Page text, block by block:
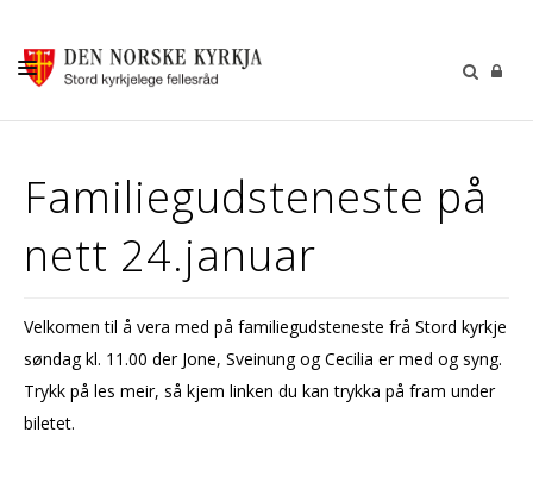
GUDSTENESTER
DÅP VIGSEL GRAVFERD
SOKNERÅDA
INFORMASJON
KONTAKT OSS
Familiegudsteneste på
nett 24.januar
Velkomen til å vera med på familiegudsteneste frå Stord kyrkje
søndag kl. 11.00 der Jone, Sveinung og Cecilia er med og syng.
Trykk på les meir, så kjem linken du kan trykka på fram under
biletet.